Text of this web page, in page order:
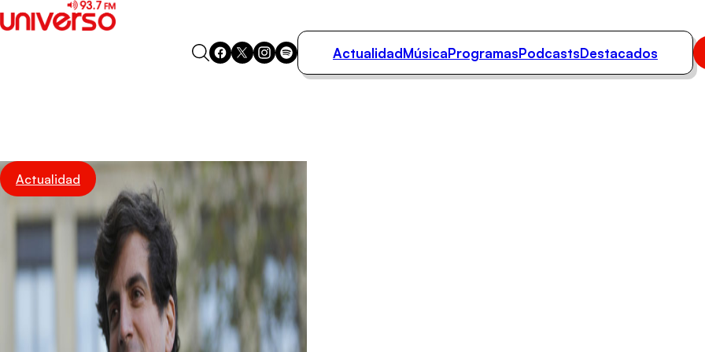
Podcasts
Destacados
ActualidadMúsicaProgramasPodcastsDestacados
Actualidad